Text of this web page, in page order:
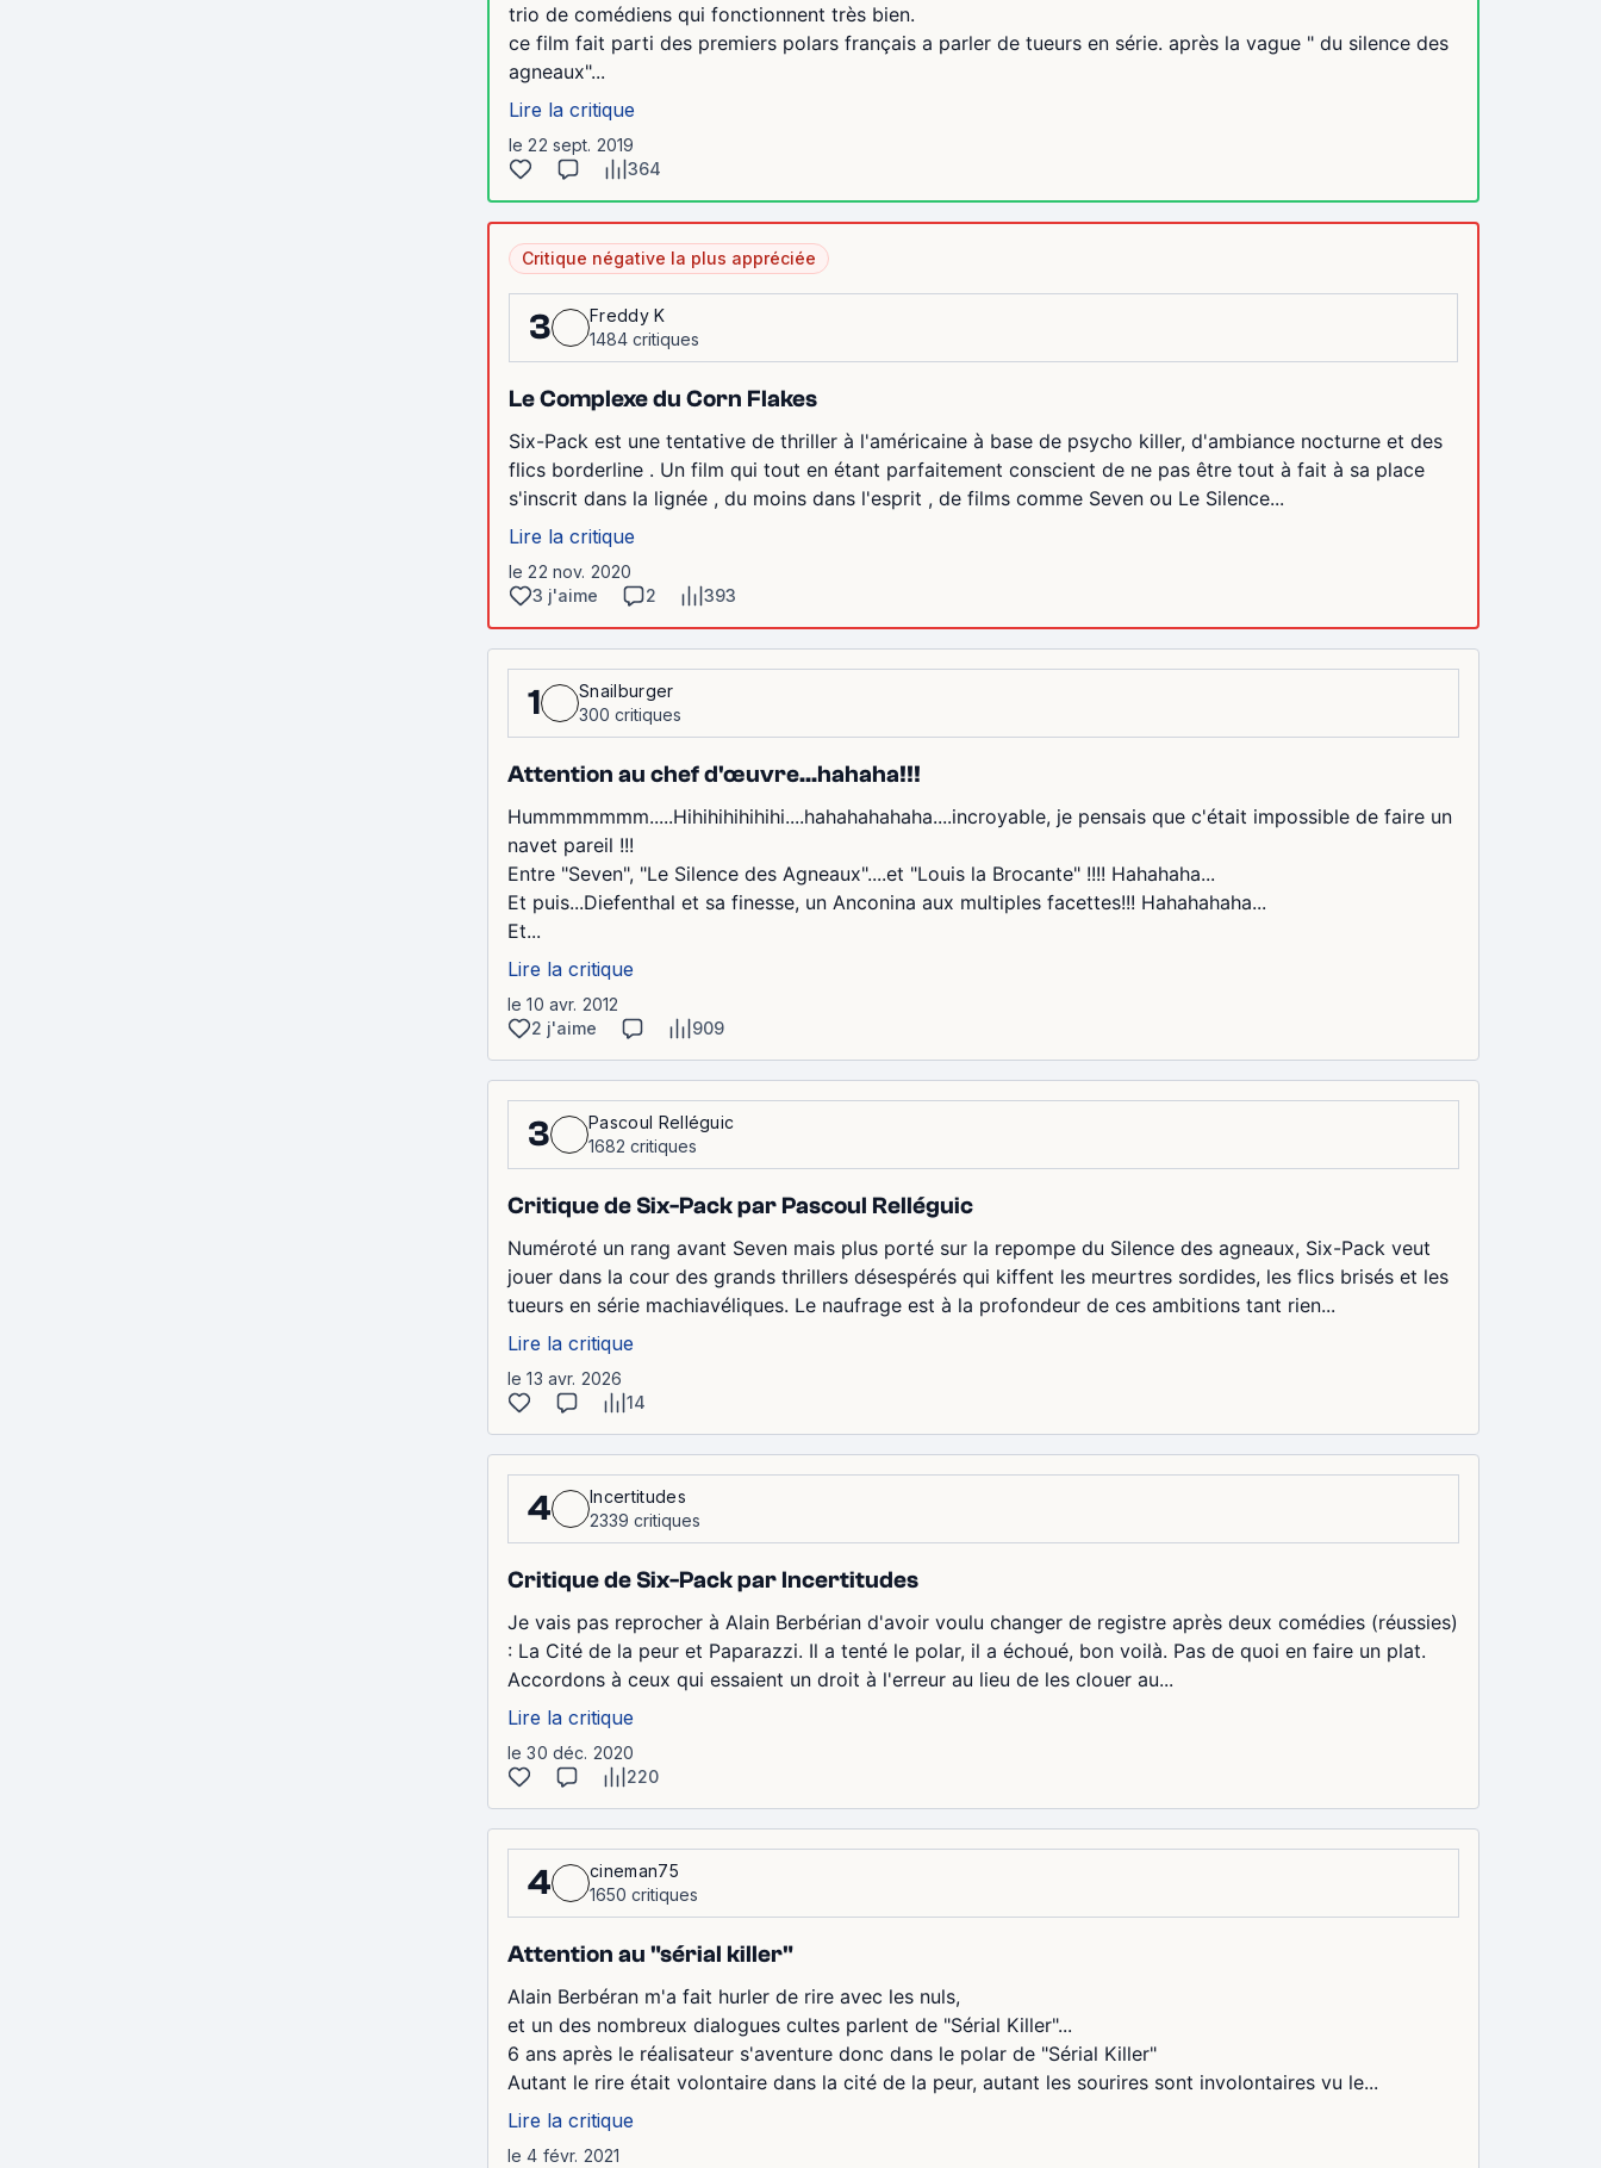
trio de comédiens qui fonctionnent très bien.
ce film fait parti des premiers polars français a parler de tueurs en série. après la vague " du silence des
agneaux"...
Lire la critique
le 22 sept. 2019
364
Critique négative la plus appréciée
3
Freddy K
1484 critiques
Le Complexe du Corn Flakes
Six-Pack est une tentative de thriller à l'américaine à base de psycho killer, d'ambiance nocturne et des
flics borderline . Un film qui tout en étant parfaitement conscient de ne pas être tout à fait à sa place
s'inscrit dans la lignée , du moins dans l'esprit , de films comme Seven ou Le Silence...
Lire la critique
le 22 nov. 2020
3 j'aime
2 393
1
Snailburger
300 critiques
Attention au chef d'œuvre...hahaha!!!
Hummmmmmm.....Hihihihihihihi....hahahahahaha....incroyable, je pensais que c'était impossible de faire un
navet pareil !!!
Entre "Seven", "Le Silence des Agneaux"....et "Louis la Brocante" !!!! Hahahaha...
Et puis...Diefenthal et sa finesse, un Anconina aux multiples facettes!!! Hahahahaha...
Et...
Lire la critique
le 10 avr. 2012
2 j'aime
909
3
Pascoul Relléguic
1682 critiques
Critique de Six-Pack par Pascoul Relléguic
Numéroté un rang avant Seven mais plus porté sur la repompe du Silence des agneaux, Six-Pack veut
jouer dans la cour des grands thrillers désespérés qui kiffent les meurtres sordides, les flics brisés et les
tueurs en série machiavéliques. Le naufrage est à la profondeur de ces ambitions tant rien...
Lire la critique
le 13 avr. 2026
14
4
Incertitudes
2339 critiques
Critique de Six-Pack par Incertitudes
Je vais pas reprocher à Alain Berbérian d'avoir voulu changer de registre après deux comédies (réussies)
: La Cité de la peur et Paparazzi. Il a tenté le polar, il a échoué, bon voilà. Pas de quoi en faire un plat.
Accordons à ceux qui essaient un droit à l'erreur au lieu de les clouer au...
Lire la critique
le 30 déc. 2020
220
4
cineman75
1650 critiques
Attention au "sérial killer"
Alain Berbéran m'a fait hurler de rire avec les nuls,
et un des nombreux dialogues cultes parlent de "Sérial Killer"...
6 ans après le réalisateur s'aventure donc dans le polar de "Sérial Killer"
Autant le rire était volontaire dans la cité de la peur, autant les sourires sont involontaires vu le...
Lire la critique
le 4 févr. 2021